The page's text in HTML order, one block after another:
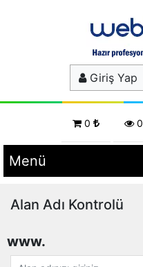
Giriş Yap
0 0
Menü
Alan Adı Kontrolü
www.